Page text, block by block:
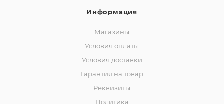
Информация
Магазины
Условия оплаты
Условия доставки
Гарантия на товар
Реквизиты
Политика